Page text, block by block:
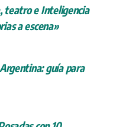
teatro e Inteligencia
a escena»
guía para